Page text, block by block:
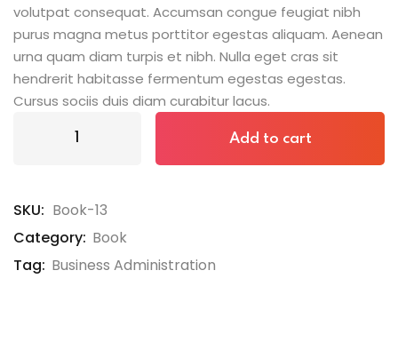
volutpat consequat. Accumsan congue feugiat nibh
purus magna metus porttitor egestas aliquam. Aenean
urna quam diam turpis et nibh. Nulla eget cras sit
hendrerit habitasse fermentum egestas egestas.
Cursus sociis duis diam curabitur lacus.
Add to cart
SKU: Book-13
Category: Book
Tag: Business Administration